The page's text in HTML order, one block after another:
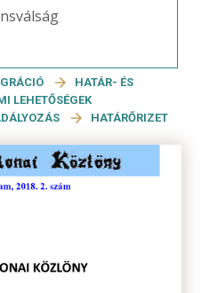
HATÁR- ÉS
LEHETŐSÉGEK
HATÁRŐRIZET